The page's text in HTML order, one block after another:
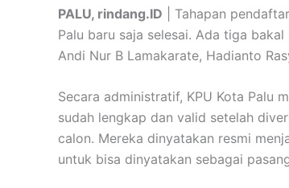
PALU, rindang.ID | Tahapan
Palu baru saja selesai. Ada tiga
Andi Nur B Lamakarate, Hadianto
Secara administratif, KPU Kota Palu
sudah lengkap dan valid setelah
calon. Mereka dinyatakan resmi
untuk bisa dinyatakan sebagai